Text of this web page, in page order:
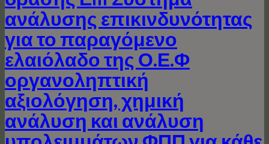
ανάλυσης επικινδυνότητας
για το παραγόμενο
ελαιόλαδο της Ο.Ε.Φ
οργανοληπτική
αξιολόγηση, χημική
ανάλυση και ανάλυση